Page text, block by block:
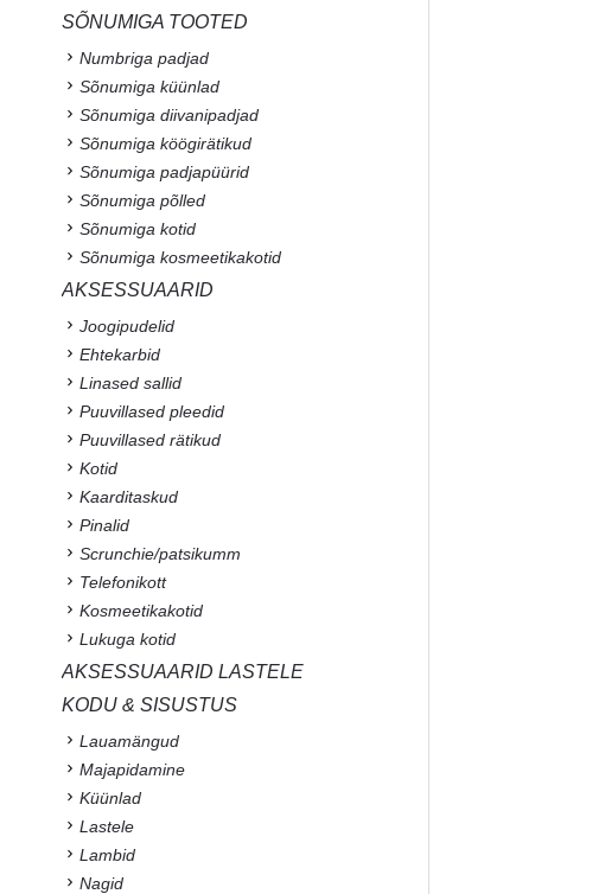
SÕNUMIGA TOOTED
Numbriga padjad
Sõnumiga küünlad
Sõnumiga diivanipadjad
Sõnumiga köögirätikud
Sõnumiga padjapüürid
Sõnumiga põlled
Sõnumiga kotid
Sõnumiga kosmeetikakotid
AKSESSUAARID
Joogipudelid
Ehtekarbid
Linased sallid
Puuvillased pleedid
Puuvillased rätikud
Kotid
Kaarditaskud
Pinalid
Scrunchie/patsikumm
Telefonikott
Kosmeetikakotid
Lukuga kotid
AKSESSUAARID LASTELE
KODU & SISUSTUS
Lauamängud
Majapidamine
Küünlad
Lastele
Lambid
Nagid